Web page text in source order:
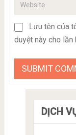
Lưu tên của
duyệt này cho lần
DỊCH